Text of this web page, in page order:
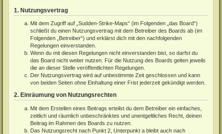
1. Nutzungsvertrag
Mit dem Zugriff auf „Sudden-Strike-Maps“ (im Folgenden „das Board“)
schließt du einen Nutzungsvertrag mit dem Betreiber des Boards ab (im
Folgenden „Betreiber“) und erklärst dich mit den nachfolgenden
Regelungen einverstanden.
Wenn du mit diesen Regelungen nicht einverstanden bist, so darfst du
das Board nicht weiter nutzen. Für die Nutzung des Boards gelten jeweils
die an dieser Stelle veröffentlichten Regelungen.
Der Nutzungsvertrag wird auf unbestimmte Zeit geschlossen und kann
von beiden Seiten ohne Einhaltung einer Frist jederzeit gekündigt werden.
2. Einräumung von Nutzungsrechten
Mit dem Erstellen eines Beitrags erteilst du dem Betreiber ein einfaches,
zeitlich und räumlich unbeschränktes und unentgeltliches Recht, deinen
Beitrag im Rahmen des Boards zu nutzen.
Das Nutzungsrecht nach Punkt 2, Unterpunkt a bleibt auch nach